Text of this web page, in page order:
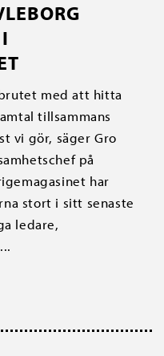
med att hitta
tillsammans
vi gör, säger Gro
på
har
stort i sitt senaste
ledare,